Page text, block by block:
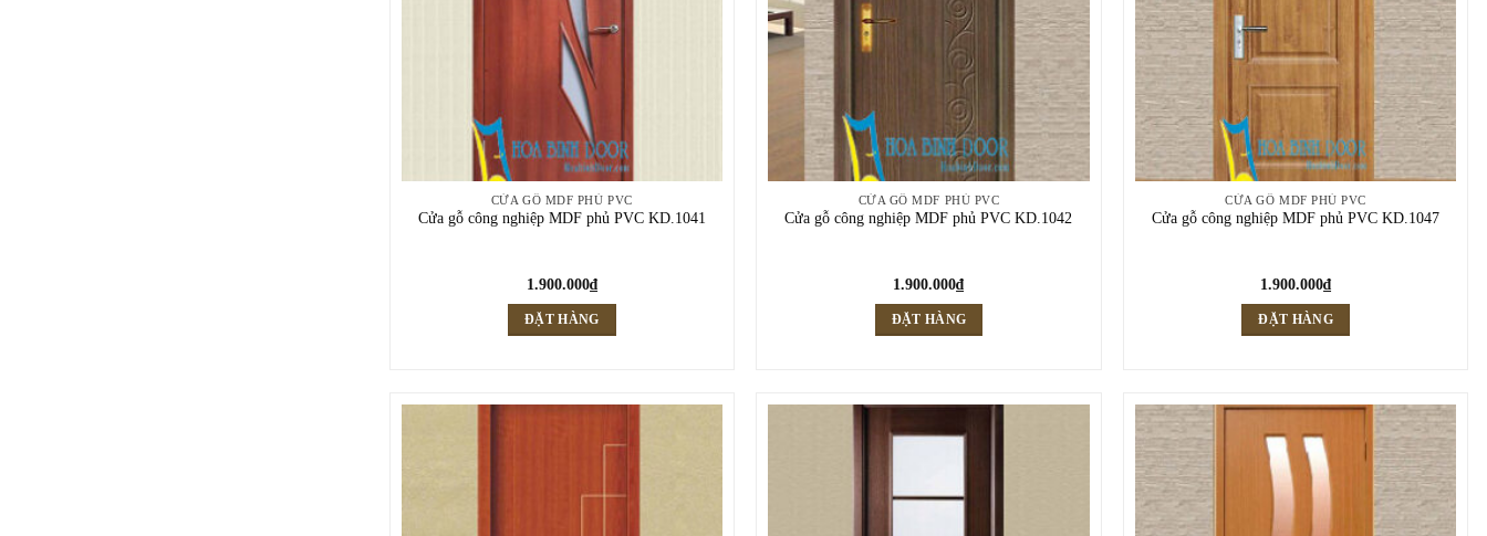
CỬA GỖ MDF PHỦ PVC
Cửa gỗ công nghiệp MDF phủ PVC KD.1041
1.900.000₫
ĐẶT HÀNG
CỬA GỖ MDF PHỦ PVC
Cửa gỗ công nghiệp MDF phủ PVC KD.1042
1.900.000₫
ĐẶT HÀNG
CỬA GỖ MDF PHỦ PVC
Cửa gỗ công nghiệp MDF phủ PVC KD.1047
1.900.000₫
ĐẶT HÀNG